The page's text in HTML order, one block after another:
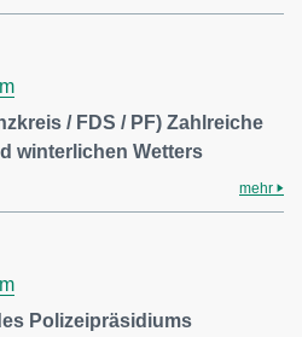
/ FDS / PF) Zahlreiche
winterlichen Wetters
mehr
Polizeipräsidiums